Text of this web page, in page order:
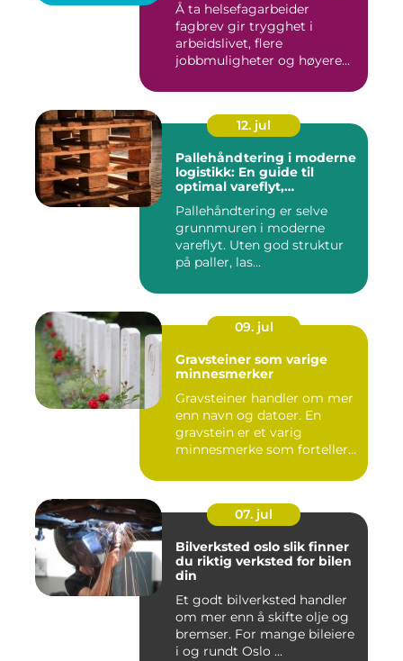
Å ta helsefagarbeider
fagbrev gir trygghet i
arbeidslivet, flere
jobbmuligheter og høyere
12. jul
Pallehåndtering i moderne
logistikk: En guide til
optimal vareflyt,
terminaleffektivitet
Pallehåndtering er selve
grunnmuren i moderne
vareflyt. Uten god struktur
på paller, las...
09. jul
Gravsteiner som varige
minnesmerker
Gravsteiner handler om mer
enn navn og datoer. En
gravstein er et varig
minnesmerke som forteller
07. jul
Bilverksted oslo slik finner
du riktig verksted for bilen
din
Et godt bilverksted handler
om mer enn å skifte olje og
bremser. For mange bileiere
i og rundt Oslo ...